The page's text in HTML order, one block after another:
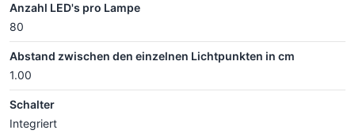
Anzahl LED's pro Lampe
80
Abstand zwischen den einzelnen Lichtpunkten in cm
1.00
Schalter
Integriert